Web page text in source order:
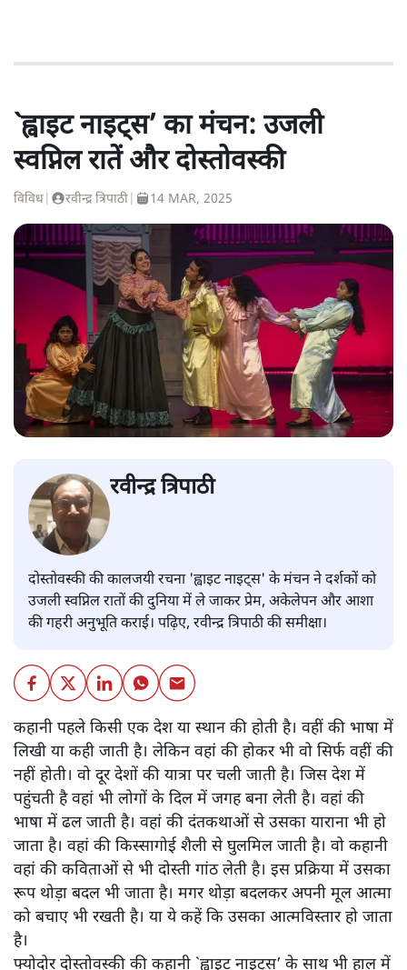
`ह्वाइट नाइट्स’ का मंचन: उजली
स्वप्निल रातें और दोस्तोवस्की
विविध रवीन्द्र त्रिपाठी 14 MAR, 2025
रवीन्द्र त्रिपाठी
दोस्तोवस्की की कालजयी रचना 'ह्वाइट नाइट्स' के मंचन ने दर्शकों को
उजली स्वप्निल रातों की दुनिया में ले जाकर प्रेम, अकेलेपन और आशा
की गहरी अनुभूति कराई। पढ़िए, रवीन्द्र त्रिपाठी की समीक्षा।
कहानी पहले किसी एक देश या स्थान की होती है। वहीं की भाषा में
लिखी या कही जाती है। लेकिन वहां की होकर भी वो सिर्फ वहीं की
नहीं होती। वो दूर देशों की यात्रा पर चली जाती है। जिस देश में
पहुंचती है वहां भी लोगों के दिल में जगह बना लेती है। वहां की
भाषा में ढल जाती है। वहां की दंतकथाओं से उसका याराना भी हो
जाता है। वहां की किस्सागोई शैली से घुलमिल जाती है। वो कहानी
वहां की कविताओं से भी दोस्ती गांठ लेती है। इस प्रक्रिया में उसका
रूप थोड़ा बदल भी जाता है। मगर थोड़ा बदलकर अपनी मूल आत्मा
को बचाए भी रखती है। या ये कहें कि उसका आत्मविस्तार हो जाता
है।
फ्योदोर दोस्तोवस्की की कहानी `ह्वाइट नाइट्स’ के साथ भी हाल में